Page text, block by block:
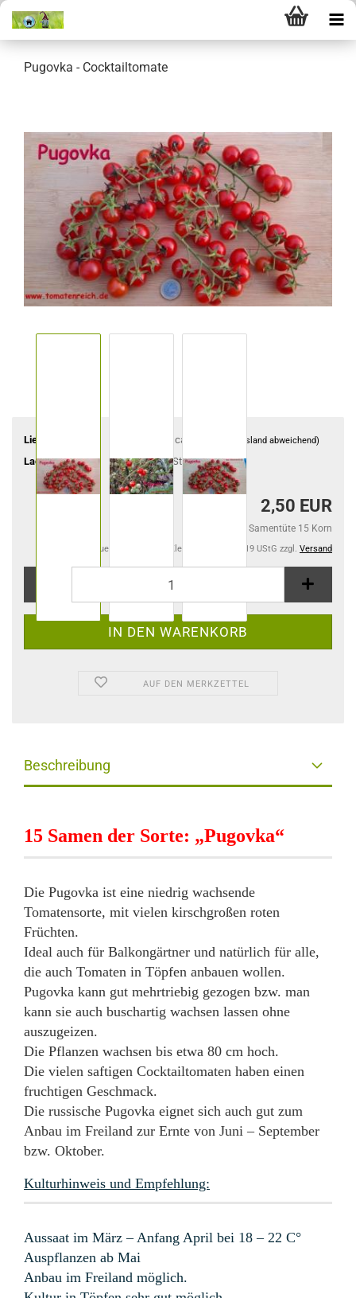
Pugovka - Cocktailtomate
Lieferzeit: ca. 4-6 Tage (Ausland abweichend)
Lagerbestand: 4Stück
2,50 EUR
2,50 EUR pro Samentüte 15 Korn
Kein Steuerausweis gem. Kleinuntern.-Reg. §19 UStG zzgl. Versand
AUF DEN MERKZETTEL
Beschreibung
15 Samen der Sorte: „Pugovka“
Die Pugovka ist eine niedrig wachsende
Tomatensorte, mit vielen kirschgroßen roten
Früchten.
Ideal auch für Balkongärtner und natürlich für alle,
die auch Tomaten in Töpfen anbauen wollen.
Pugovka kann gut mehrtriebig gezogen bzw. man
kann sie auch buschartig wachsen lassen ohne
auszugeizen.
Die Pflanzen wachsen bis etwa 80 cm hoch.
Die vielen saftigen Cocktailtomaten haben einen
fruchtigen Geschmack.
Die russische Pugovka eignet sich auch gut zum
Anbau im Freiland zur Ernte von Juni – September
bzw. Oktober.
Kulturhinweis und Empfehlung:
Aussaat im März – Anfang April bei 18 – 22 C°
Auspflanzen ab Mai
Anbau im Freiland möglich.